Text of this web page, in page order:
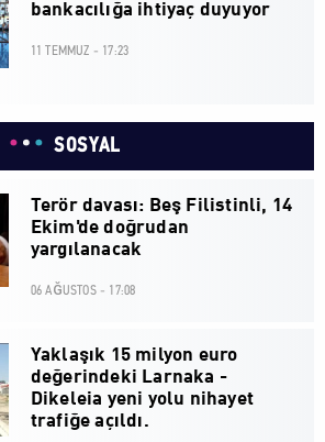
bankacılığa ihtiyaç duyuyor
11 TEMMUZ - 17:23
SOSYAL
Terör davası: Beş Filistinli, 14
Ekim'de doğrudan
yargılanacak
06 AĞUSTOS - 17:08
Yaklaşık 15 milyon euro
değerindeki Larnaka -
Dikeleia yeni yolu nihayet
trafiğe açıldı.